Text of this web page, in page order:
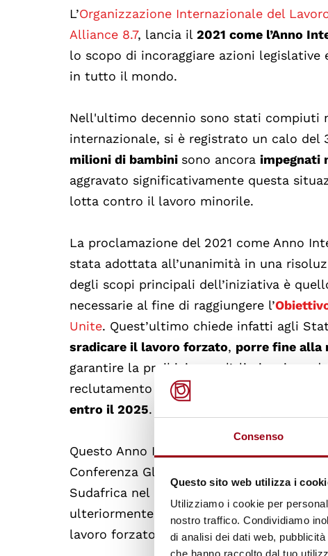
Consenso
Questo sito web utilizza i
Utilizziamo i cookie per
nostro traffico. Condividiamo
di analisi dei dati web,
L’Organizzazione Internazionale del
Alliance 8.7, lancia il2021 come l’Anno
lo scopo di incoraggiare azioni
in tutto il mondo.
Nell'ultimo decennio sono stati compiuti
internazionale, si è registrato un calo
milioni di bambini sono ancoraimpegnati
aggravato significativamente questa
lotta contro il lavoro minorile.
La proclamazione del 2021 come Anno
stata adottata all’unanimità in una
degli scopi principali dell’iniziativa è
necessarie al fine di raggiungere l’
Unite. Quest’ultimo chiede infatti agli
sradicare il lavoro forzato, porre fine alla
garantire la proibizione e l’eliminazione
reclutamento e
l’uso di bambini-soldato
entro il 2025.
Questo Anno Internazionale ricco di
Conferenza Globale sul Lavoro Minorile
Sudafrica nel 2022, dove le parti
ulteriormente nel porre fine al lavoro
lavoro forzato, alla tratta di esseri umani